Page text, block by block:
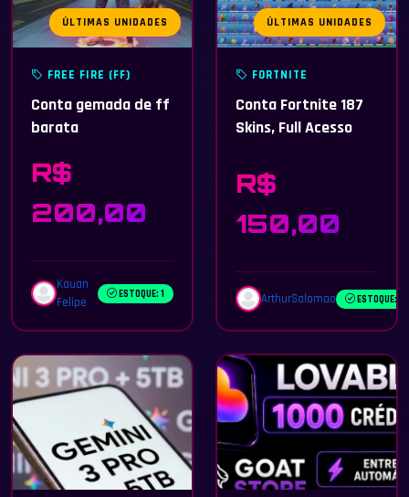
ÚLTIMAS UNIDADES
FREE FIRE (FF)
Conta gemada de ff
barata
R$
200,00
Kauan
Felipe
ESTOQUE: 1
ÚLTIMAS UNIDADES
FORTNITE
Conta Fortnite 187
Skins, Full Acesso
R$
150,00
ArthurSalomao ESTOQUE: 1